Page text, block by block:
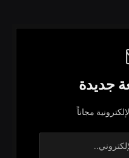
جديدة
مجاناً